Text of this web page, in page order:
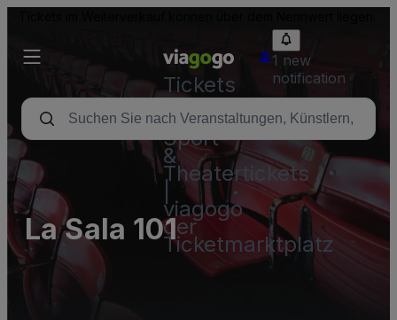
Tickets
-
Konzert-,
Sport-
&
Theatertickets
viagogo
der
Ticketmarktplatz
1 new
notification
La Sala 101